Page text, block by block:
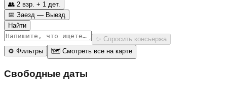
👥 2 взр. + 1 дет.
📅 Заезд — Выезд
Найти
✨ Спросить консьержа
⚙ Фильтры 🗺 Смотреть все на карте
Свободные даты